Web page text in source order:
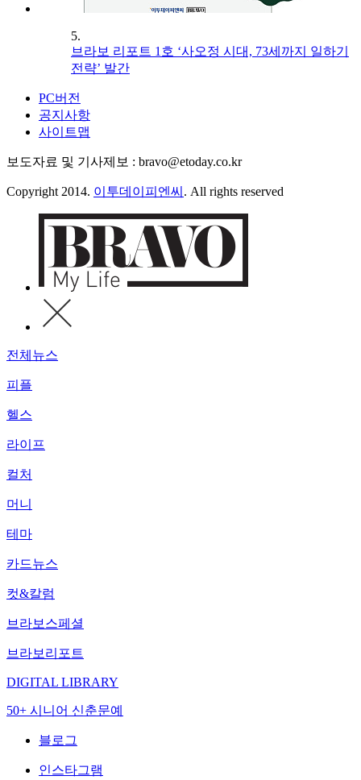
5.
브라보 리포트 1호 ‘사오정 시대, 73세까지 일하기
전략’ 발간
PC버전
공지사항
사이트맵
보도자료 및 기사제보 : bravo@etoday.co.kr
Copyright 2014. 이투데이피엔씨 . All rights reserved
전체뉴스
피플
헬스
라이프
컬처
머니
테마
카드뉴스
컷&칼럼
브라보스페셜
브라보리포트
DIGITAL LIBRARY
50+ 시니어 신춘문예
블로그
인스타그램